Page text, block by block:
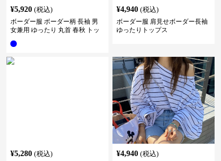
¥5,920 (税込)
ボーダー服 ボーダー柄 長袖 男
女兼用 ゆったり 丸首 春秋 トッ
¥4,940 (税込)
ボーダー服 肩見せボーダー長袖
ゆったりトップス
¥5,280 (税込)
¥4,940 (税込)